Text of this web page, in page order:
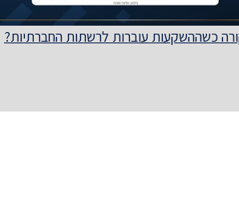
כשההשקעות עוברות לרשתות החברתיות?